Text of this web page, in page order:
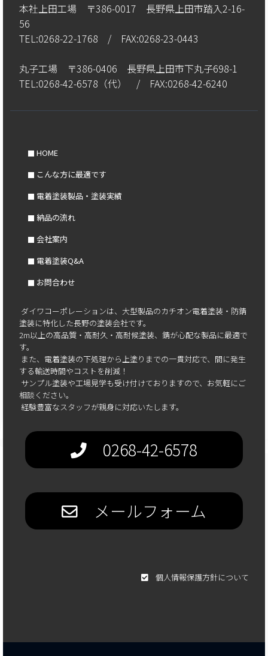
本社上田工場 〒386-0017 長野県上田市踏入2-16-
56
TEL:0268-22-1768 / FAX:0268-23-0443
丸子工場 〒386-0406 長野県上田市下丸子698-1
TEL:0268-42-6578（代） / FAX:0268-42-6240
HOME
こんな方に最適です
電着塗装製品・塗装実績
納品の流れ
会社案内
電着塗装Q&A
お問合わせ
ダイワコーポレーションは、大型製品のカチオン電着塗装・防錆
塗装に特化した長野の塗装会社です。
2m以上の高品質・高耐久・高耐候塗装、錆が心配な製品に最適で
す。
また、電着塗装の下処理から上塗りまでの一貫対応で、間に発生
する輸送時間やコストを削減！
サンプル塗装や工場見学も受け付けておりますので、お気軽にご
相談ください。
経験豊富なスタッフが親身に対応いたします。
0268-42-6578
メールフォーム
個人情報保護方針について